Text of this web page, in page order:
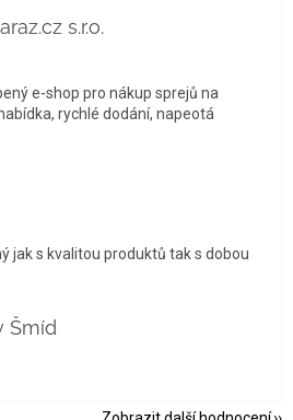
s.r.o.
je 5 z 5 hvězdiček.
e-shop pro nákup sprejů na
rychlé dodání, napeotá
je 5 z 5 hvězdiček.
jak s kvalitou produktů tak s dobou
Šmíd
je 5 z 5 hvězdiček.